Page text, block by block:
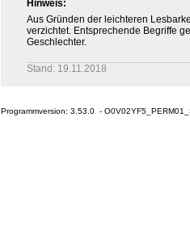
Hinweis:
Aus Gründen der leichteren
verzichtet. Entsprechende Begriffe
Geschlechter.
Stand: 19.11.2018
Programmversion: 3.53.0 -